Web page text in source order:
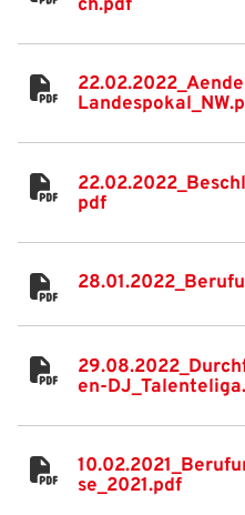
ch.pdf
pdf
en-
se_2021.pdf